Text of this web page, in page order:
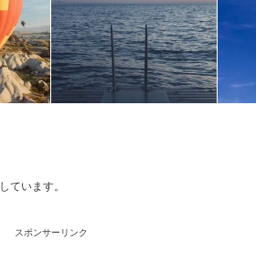
しています。
スポンサーリンク